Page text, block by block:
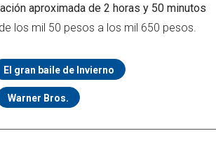
aproximada de 2 horas y 50 minutos
los mil 50 pesos a los mil 650 pesos.
El gran baile de Invierno
Warner Bros.